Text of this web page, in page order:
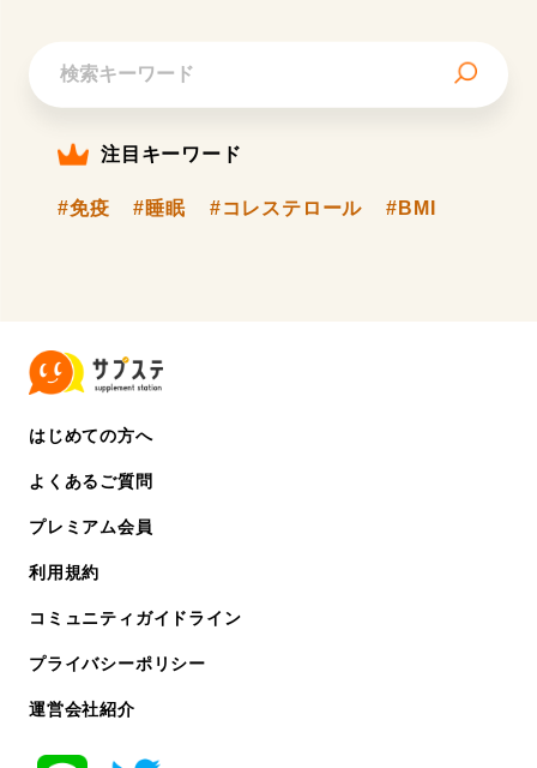
注目キーワード
#免疫 #睡眠 #コレステロール #BMI
はじめての方へ
よくあるご質問
プレミアム会員
利用規約
コミュニティガイドライン
プライバシーポリシー
運営会社紹介